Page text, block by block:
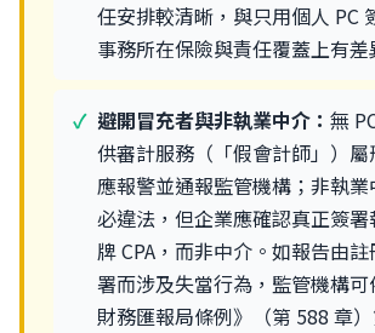
任安排較清晰，與只用個人 PC
事務所在保險與責任覆蓋上有差
避開冒充者與非執業中介： 無
供審計服務（「假會計師」）屬
應報警並通報監管機構；非執
必違法，但企業應確認真正簽
牌 CPA，而非中介。如報告由
署而涉及失當行為，監管機構
財務匯報局條例》（第 588 章